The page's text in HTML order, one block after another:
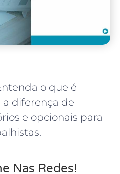
o que é
diferença de
e opcionais para
Nas Redes!